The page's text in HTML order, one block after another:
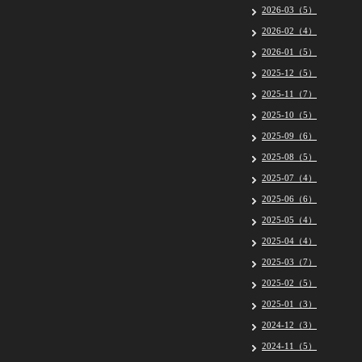
2026-03（5）
2026-02（4）
2026-01（5）
2025-12（5）
2025-11（7）
2025-10（5）
2025-09（6）
2025-08（5）
2025-07（4）
2025-06（6）
2025-05（4）
2025-04（4）
2025-03（7）
2025-02（5）
2025-01（3）
2024-12（3）
2024-11（5）